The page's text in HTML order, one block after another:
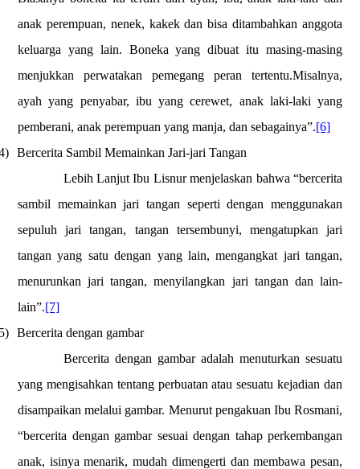
anak perempuan, nenek, kakek dan bisa ditambahkan anggota
keluarga yang lain. Boneka yang dibuat itu masing-masing
menjukkan perwatakan pemegang peran tertentu.Misalnya,
ayah yang penyabar, ibu yang cerewet, anak laki-laki yang
pemberani, anak perempuan yang manja, dan sebagainya”.[6]
Bercerita Sambil Memainkan Jari-jari Tangan
Lebih Lanjut Ibu Lisnur menjelaskan bahwa “bercerita
sambil memainkan jari tangan seperti dengan menggunakan
sepuluh jari tangan, tangan tersembunyi, mengatupkan jari
tangan yang satu dengan yang lain, mengangkat jari tangan,
menurunkan jari tangan, menyilangkan jari tangan dan lain-
lain”.[7]
Bercerita dengan gambar
Bercerita dengan gambar adalah menuturkan sesuatu
yang mengisahkan tentang perbuatan atau sesuatu kejadian dan
disampaikan melalui gambar. Menurut pengakuan Ibu Rosmani,
“bercerita dengan gambar sesuai dengan tahap perkembangan
anak, isinya menarik, mudah dimengerti dan membawa pesan,